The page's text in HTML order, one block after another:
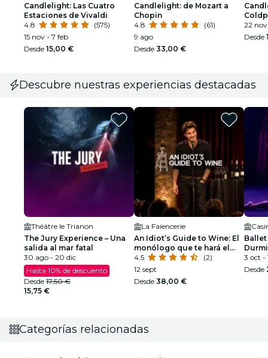
Candlelight: Las Cuatro
Estaciones de Vivaldi
4.8
(575)
15 nov - 7 feb
Desde 15,00 €
Candlelight: de Mozart a
Chopin
4.8
(61)
9 ago
Desde 33,00 €
22 nov
Desde
Descubre nuestras experiencias destacadas
Théâtre le Trianon
The Jury Experience – Una
salida al mar fatal
30 ago - 20 dic
Hasta 10% de descuento
Desde 17,50 €
15,75 €
La Faïencerie
An Idiot’s Guide to Wine: El
monólogo que te hará el
alma de la fiesta
4.5
(2)
12 sept
Desde 38,00 €
Ballet
3 oct -
Desde
Categorías relacionadas